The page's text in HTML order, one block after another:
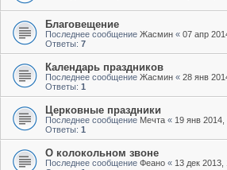
Благовещение
Последнее сообщение Жасмин « 07 апр
Ответы: 7
Календарь праздников
Последнее сообщение Жасмин « 28 янв
Ответы: 1
Церковные праздники
Последнее сообщение Мечта « 19 янв 2014,
Ответы: 1
О колокольном звоне
Последнее сообщение Феано « 13 дек 2013,